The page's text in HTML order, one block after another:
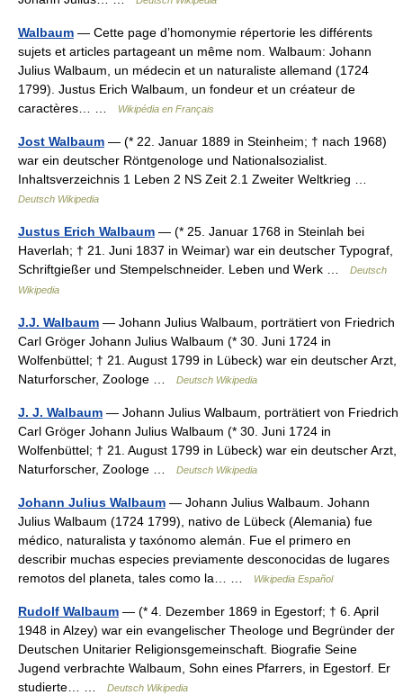
Walbaum — Cette page d’homonymie répertorie les différents
sujets et articles partageant un même nom. Walbaum: Johann
Julius Walbaum, un médecin et un naturaliste allemand (1724
1799). Justus Erich Walbaum, un fondeur et un créateur de
caractères… …
Wikipédia en Français
Jost Walbaum — (* 22. Januar 1889 in Steinheim; † nach 1968)
war ein deutscher Röntgenologe und Nationalsozialist.
Inhaltsverzeichnis 1 Leben 2 NS Zeit 2.1 Zweiter Weltkrieg …
Deutsch Wikipedia
Justus Erich Walbaum — (* 25. Januar 1768 in Steinlah bei
Haverlah; † 21. Juni 1837 in Weimar) war ein deutscher Typograf,
Schriftgießer und Stempelschneider. Leben und Werk …
Deutsch
Wikipedia
J.J. Walbaum — Johann Julius Walbaum, porträtiert von Friedrich
Carl Gröger Johann Julius Walbaum (* 30. Juni 1724 in
Wolfenbüttel; † 21. August 1799 in Lübeck) war ein deutscher Arzt,
Naturforscher, Zoologe …
Deutsch Wikipedia
J. J. Walbaum — Johann Julius Walbaum, porträtiert von Friedrich
Carl Gröger Johann Julius Walbaum (* 30. Juni 1724 in
Wolfenbüttel; † 21. August 1799 in Lübeck) war ein deutscher Arzt,
Naturforscher, Zoologe …
Deutsch Wikipedia
Johann Julius Walbaum — Johann Julius Walbaum. Johann
Julius Walbaum (1724 1799), nativo de Lübeck (Alemania) fue
médico, naturalista y taxónomo alemán. Fue el primero en
describir muchas especies previamente desconocidas de lugares
remotos del planeta, tales como la… …
Wikipedia Español
Rudolf Walbaum — (* 4. Dezember 1869 in Egestorf; † 6. April
1948 in Alzey) war ein evangelischer Theologe und Begründer der
Deutschen Unitarier Religionsgemeinschaft. Biografie Seine
Jugend verbrachte Walbaum, Sohn eines Pfarrers, in Egestorf. Er
studierte… …
Deutsch Wikipedia